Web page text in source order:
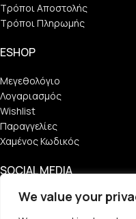
We value your
Τρόποι Αποστολής
Τρόποι Πληρωμής
ESHOP
Μεγεθολόγιο
Λογαριασμός
Wishlist
Παραγγελίες
Χαμένος Κωδικός
SOCIAL MEDIA
Find Us